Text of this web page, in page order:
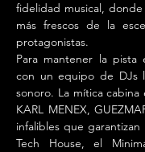
fidelidad musical,
más frescos de la
protagonistas.
Para mantener la pista
con un equipo de DJs
sonoro. La mítica cabina
KARL MENEX,
infalibles que
Tech House, el